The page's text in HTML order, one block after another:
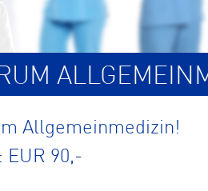
Allgemeinmedizin!
90,-